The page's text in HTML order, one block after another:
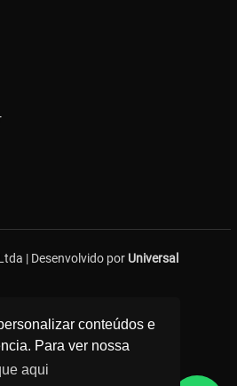
conteúdos e
Para ver nossa
aqui
| Desenvolvido por Universal
- Saúde - São Paulo